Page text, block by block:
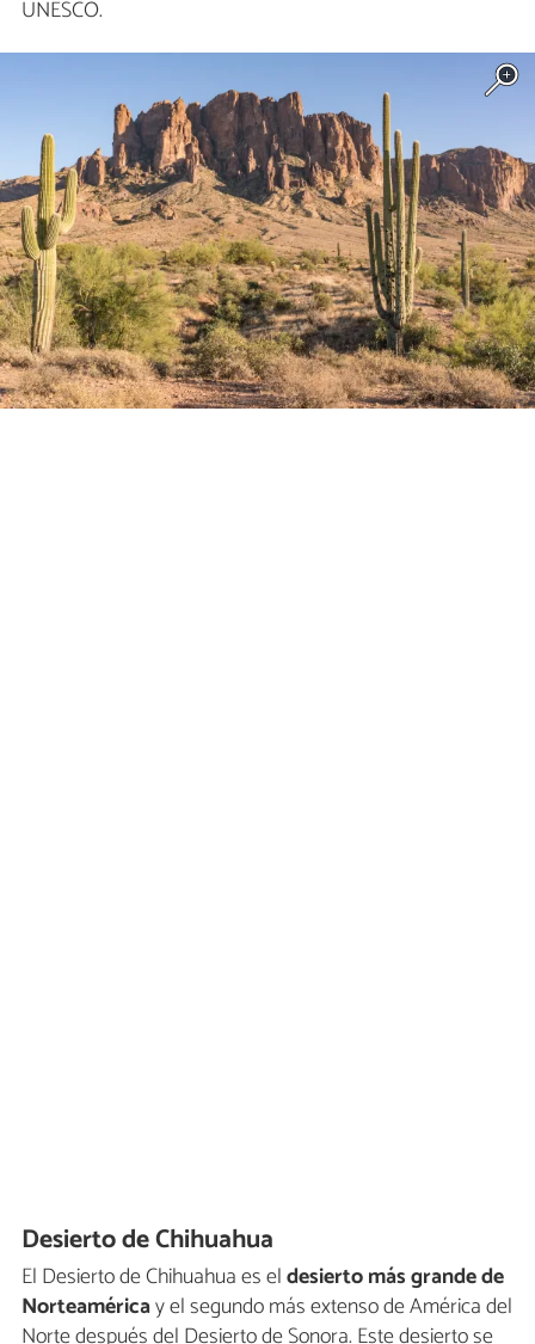
UNESCO.
Desierto de Chihuahua
El Desierto de Chihuahua es eldesierto más grande de
Norteaméricay el segundo más extenso de América del
Norte después del Desierto de Sonora. Este desierto se